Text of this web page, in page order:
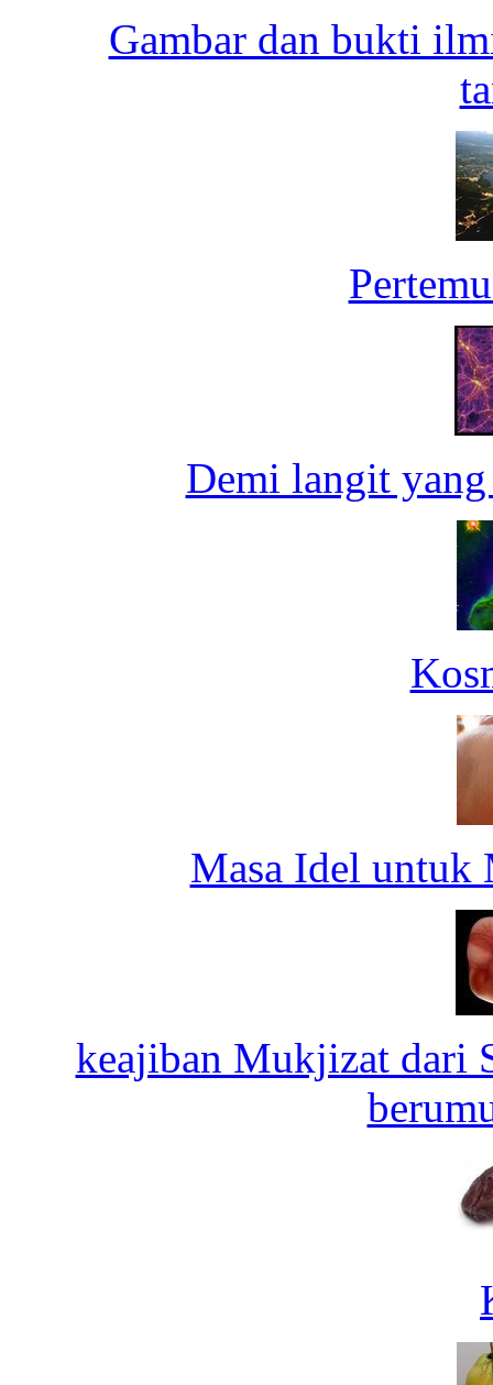
Gambar dan bukti
Demi langit
Masa Idel untuk
keajiban Mukjizat dari